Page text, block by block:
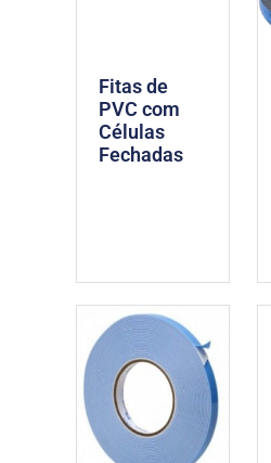
Fitas de
PVC com
Células
Fechadas